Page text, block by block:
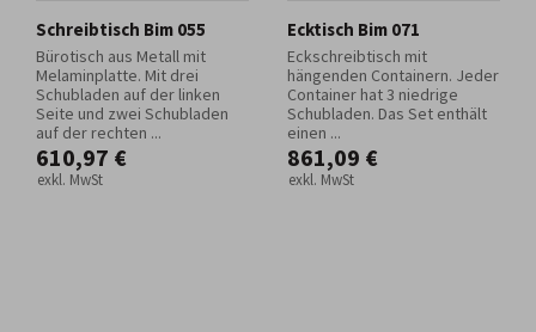
Schreibtisch Bim 055
Bürotisch aus Metall mit
Melaminplatte. Mit drei
Schubladen auf der linken
Seite und zwei Schubladen
auf der rechten ...
610,97 €
exkl. MwSt
Ecktisch Bim 071
Eckschreibtisch mit
hängenden Containern. Jeder
Container hat 3 niedrige
Schubladen. Das Set enthält
einen ...
861,09 €
exkl. MwSt